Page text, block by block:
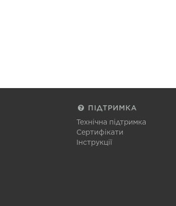
ПІДТРИМКА
Технічна підтримка
Сертифікати
Інструкції